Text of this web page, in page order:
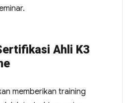
Ahli K3
memberikan training